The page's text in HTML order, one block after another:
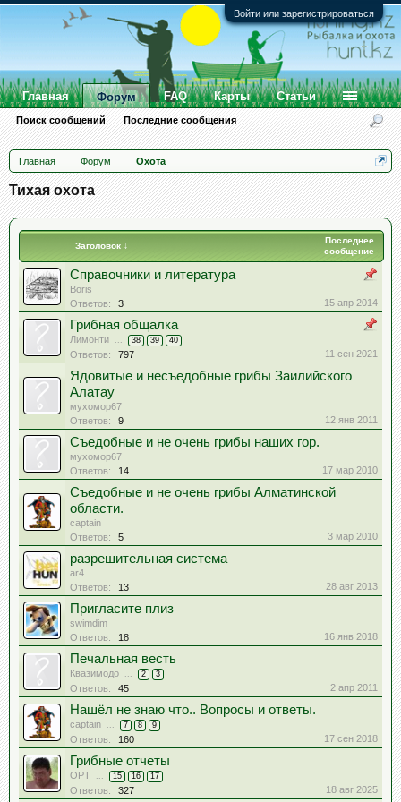
Войти или зарегистрироваться
Главная Форум Охота
Тихая охота
Заголовок ↓
Последнее
сообщение
Справочники и литература
Boris
Ответов:
3 15 апр 2014
Грибная общалка
Лимонти ... 38 39 40
Ответов: 797 11 сен 2021
Ядовитые и несъедобные грибы Заилийского
Алатау
мухомор67
Ответов:
9 12 янв 2011
Съедобные и не очень грибы наших гор.
мухомор67
Ответов:
14 17 мар 2010
Съедобные и не очень грибы Алматинской
области.
captain
Ответов:
5 3 мар 2010
разрешительная система
ar4
Ответов:
13 28 авг 2013
Пригласите плиз
swimdim
Ответов:
18 16 янв 2018
Печальная весть
Квазимодо ... 2 3
Ответов: 45 2 апр 2011
Нашёл не знаю что.. Вопросы и ответы.
captain ... 7 8 9
Ответов: 160 17 сен 2018
Грибные отчеты
OPT ... 15 16 17
Ответов: 327 18 авг 2025
Главная Форум
Поиск сообщений Последние сообщения
FAQ Карты Статьи